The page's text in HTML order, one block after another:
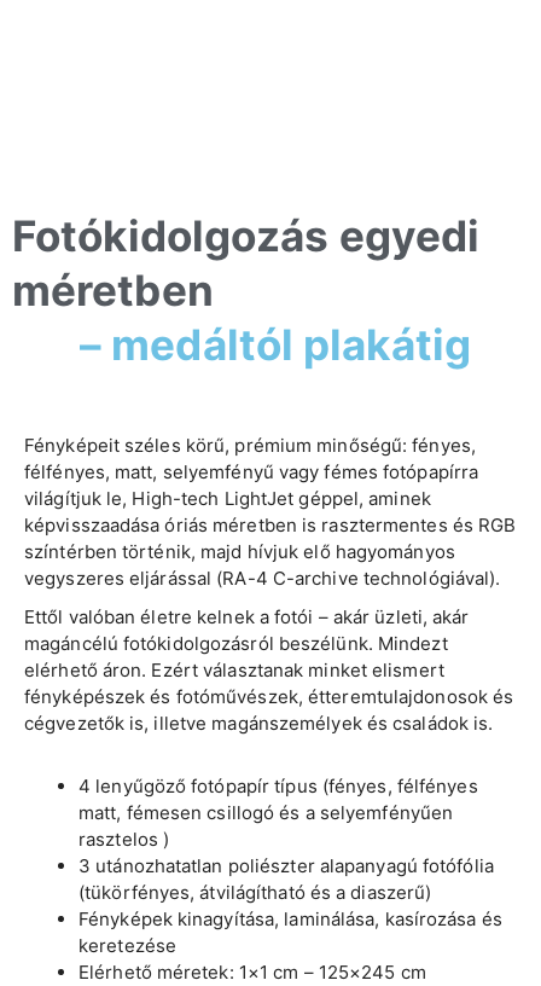
Fotókidolgozás egyedi
méretben
– medáltól plakátig
Fényképeit széles körű, prémium minőségű: fényes,
félfényes, matt, selyemfényű vagy fémes fotópapírra
világítjuk le, High-tech LightJet géppel, aminek
képvisszaadása óriás méretben is rasztermentes és RGB
színtérben történik, majd hívjuk elő hagyományos
vegyszeres eljárással (RA-4 C-archive technológiával).
Ettől valóban életre kelnek a fotói – akár üzleti, akár
magáncélú fotókidolgozásról beszélünk. Mindezt
elérhető áron. Ezért választanak minket elismert
fényképészek és fotóművészek, étteremtulajdonosok és
cégvezetők is, illetve magánszemélyek és családok is.
4 lenyűgöző fotópapír típus (fényes, félfényes
matt, fémesen csillogó és a selyemfényűen
rasztelos )
3 utánozhatatlan poliészter alapanyagú fotófólia
(tükörfényes, átvilágítható és a diaszerű)
Fényképek kinagyítása, laminálása, kasírozása és
keretezése
Elérhető méretek: 1×1 cm – 125×245 cm